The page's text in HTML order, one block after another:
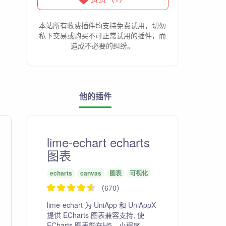
本站所有收费插件均支持免费试用，切勿
私下交易或购买不可正常试用的插件，而
造成不必要的纠纷。
他的插件
lime-echart echarts
图表
echarts canvas 图表 可视化
（670）
lime-echart 为 UniApp 和 UniAppX
提供 ECharts 图表兼容支持, 使